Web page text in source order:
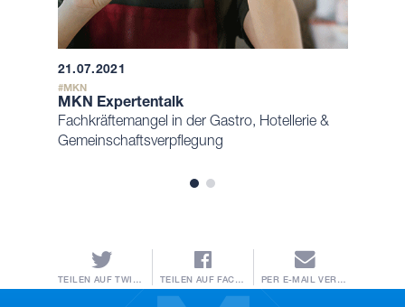
21.07.2021
MKN
MKN Expertentalk
Fachkräftemangel in der Gastro, Hotellerie &
Gemeinschaftsverpflegung
TEILEN AUF TWITTER TEILEN AUF FACEBOOK PER E-MAIL VERSENDEN